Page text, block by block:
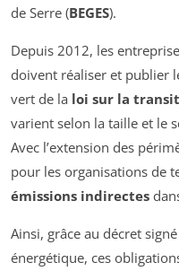
de Serre (BEGES).
Depuis 2012, les
doivent réaliser et publier
vert de la loi sur la
varient selon la taille et le
Avec l’extension des
pour les organisations de
émissions indirectes
Ainsi, grâce au décret
énergétique, ces